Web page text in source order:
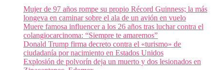
Mujer de 97 años rompe su propio Récord Guinness; la más
longeva en caminar sobre el ala de un avión en vuelo
Muere famosa influencer a los 26 años tras luchar contra el
colangiocarcinoma: “Siempre te amaremos”
Donald Trump firma decreto contra el «turismo» de
ciudadanía por nacimiento en Estados Unidos
Explosión de polvorín deja un muerto y dos lesionados en